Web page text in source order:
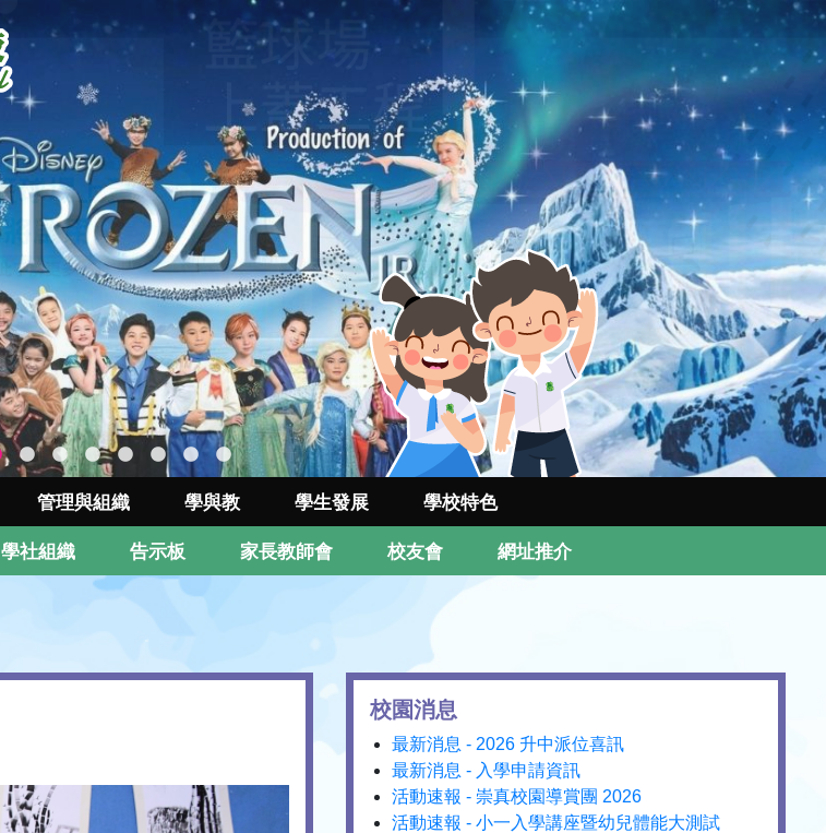
管理與組織 學與教 學生發展 學校特色
學社組織 告示板 家長教師會 校友會 網址推介
校園消息
最新消息 - 2026 升中派位喜訊
最新消息 - 入學申請資訊
活動速報 - 崇真校園導賞團 2026
活動速報 - 小一入學講座暨幼兒體能大測試